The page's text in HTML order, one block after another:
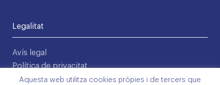
Legalitat
Avís legal
Política de privacitat
Condicions d'ús
Aquesta web utilitza cookies pròpies i de tercers que